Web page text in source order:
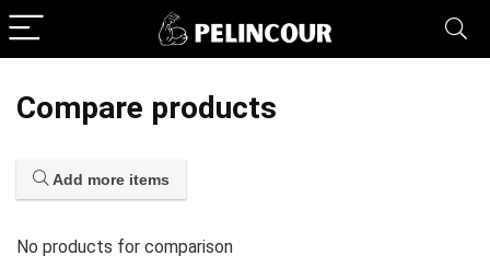
Compare products
Add more items
No products for comparison